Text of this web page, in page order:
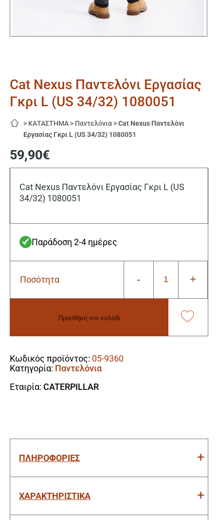
Cat Nexus Παντελόνι Εργασίας
Γκρι L (US 34/32) 1080051
> ΚΑΤΑΣΤΗΜΑ > Παντελόνια >Cat Nexus Παντελόνι
Εργασίας Γκρι L (US 34/32) 1080051
59,90€
Cat Nexus Παντελόνι Εργασίας Γκρι L (US
34/32) 1080051
Παράδοση 2-4 ημέρες
Ποσότητα -
Cat
1080051
ποσότητα
+
Προσθήκη στο καλάθι
Κωδικός προϊόντος: 05-9360
Κατηγορία: Παντελόνια
Εταιρία: CATERPILLAR
ΠΛΗΡΟΦΟΡΙΕΣ
ΧΑΡΑΚΤΗΡΙΣΤΙΚΑ